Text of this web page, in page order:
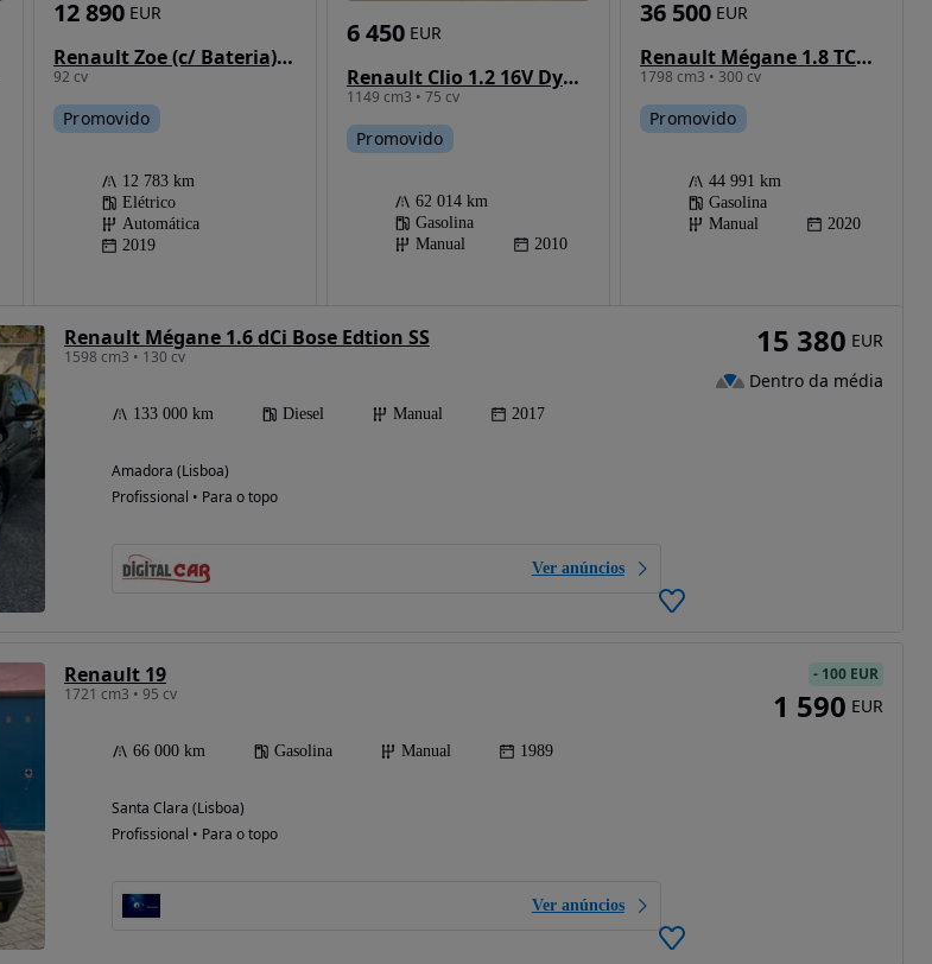
financiamento
Renault Zoe (c/ Bateria) Life 40
92 cv
12 890 EUR
Promovido
12 783 km
Elétrico
Automática
2019
Renault Clio 1.2 16V Dynamique
1149 cm3 • 75 cv
6 450 EUR
Promovido
62 014 km
Gasolina
Manual
2010
Renault Mégane 1.8 TCe R.S.
1798 cm3 • 300 cv
36 500 EUR
Promovido
44 991 km
Gasolina
Manual
2020
Renault Mégane 1.6 dCi Bose Edtion SS
1598 cm3 • 130 cv
133 000 km Diesel Manual 2017
Amadora (Lisboa)
Profissional • Para o topo
Ver anúncios
15 380 EUR
Dentro da média
Renault 19
1721 cm3 • 95 cv
66 000 km Gasolina Manual 1989
Santa Clara (Lisboa)
Profissional • Para o topo
Ver anúncios
- 100 EUR
1 590 EUR